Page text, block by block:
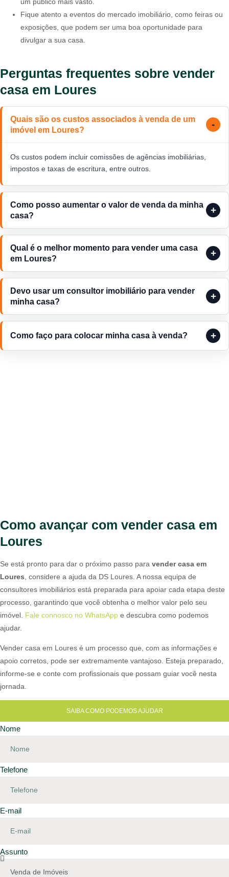
Fique atento a eventos do mercado imobiliário, como feiras ou
exposições, que podem ser uma boa oportunidade para
divulgar a sua casa.
Perguntas frequentes sobre vender
casa em Loures
Quais são os custos associados à venda de um
imóvel em Loures?
Os custos podem incluir comissões de agências imobiliárias,
impostos e taxas de escritura, entre outros.
Como posso aumentar o valor de venda da minha
casa?
Qual é o melhor momento para vender uma casa
em Loures?
Devo usar um consultor imobiliário para vender
minha casa?
Como faço para colocar minha casa à venda?
Como avançar com vender casa em
Loures
Se está pronto para dar o próximo passo para vender casa em
Loures , considere a ajuda da DS Loures. A nossa equipa de
consultores imobiliários está preparada para apoiar cada etapa deste
processo, garantindo que você obtenha o melhor valor pelo seu
imóvel. Fale connosco no WhatsApp e descubra como podemos
ajudar.
Vender casa em Loures é um processo que, com as informações e
apoio corretos, pode ser extremamente vantajoso. Esteja preparado,
informe-se e conte com profissionais que possam guiar você nesta
jornada.
SAIBA COMO PODEMOS AJUDAR
Nome
Telefone
E-mail
Assunto